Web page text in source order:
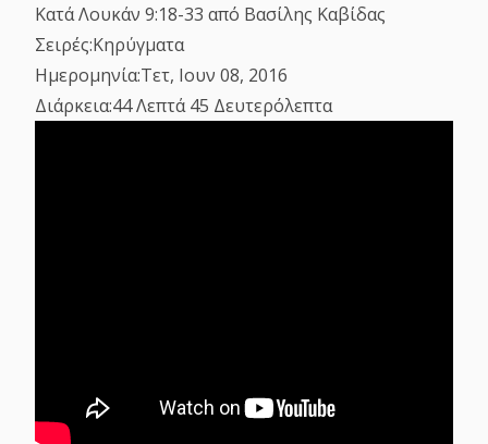
Κατά Λουκάν 9:18-33 από Βασίλης Καβίδας
Σειρές:Κηρύγματα
Ημερομηνία:Τετ, Ιουν 08, 2016
Διάρκεια:44 Λεπτά 45 Δευτερόλεπτα